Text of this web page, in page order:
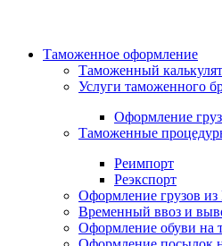
Таможенное оформление
Таможенный
Услуги таможенного
Оформление
Таможенные
Реимпорт
Реэкспорт
Оформление грузов из
Временный ввоз и
Оформление обуви на